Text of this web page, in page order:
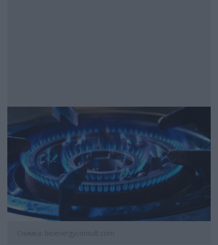
Снимка: bioenergyconsult.com